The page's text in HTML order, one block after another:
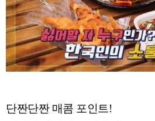
단짠단짠 매콤 포인트!